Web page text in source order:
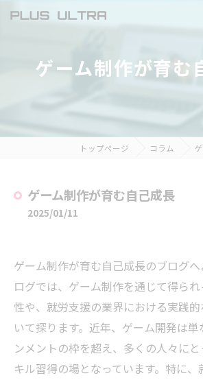
ゲーム制作が育む
トップページ コラム
ゲーム制作が育む自己成長
2025/01/11
ゲーム制作が育む自己成長のブログ
ログでは、ゲーム制作を通じて得ら
性や、就労支援の業界における実践
いて探ります。近年、ゲーム開発は
ンメントの枠を超え、多くの人々に
キル習得の場となっています。特に